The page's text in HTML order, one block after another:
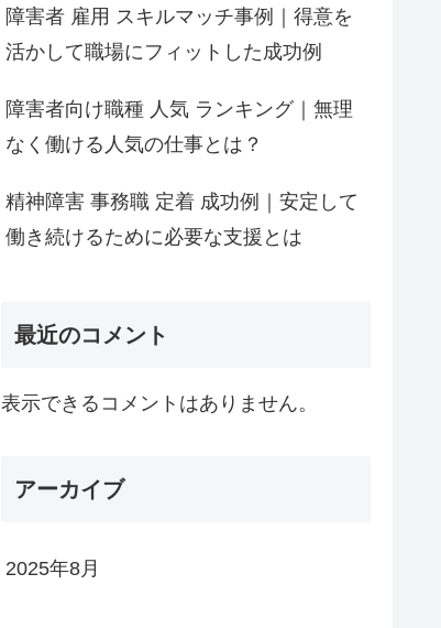
障害者 雇用 スキルマッチ事例｜得意を
活かして職場にフィットした成功例
障害者向け職種 人気 ランキング｜無理
なく働ける人気の仕事とは？
精神障害 事務職 定着 成功例｜安定して
働き続けるために必要な支援とは
最近のコメント
表示できるコメントはありません。
アーカイブ
2025年8月